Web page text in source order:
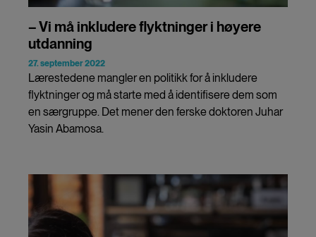
– Vi må inkludere flyktninger i høyere
utdanning
27. september 2022
Lærestedene mangler en politikk for å inkludere
flyktninger og må starte med å identifisere dem som
en særgruppe. Det mener den ferske doktoren Juhar
Yasin Abamosa.